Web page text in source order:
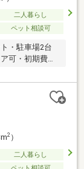
二人暮らし
ペット相談可
・駐車場2台
可・初期費用
2）
二人暮らし